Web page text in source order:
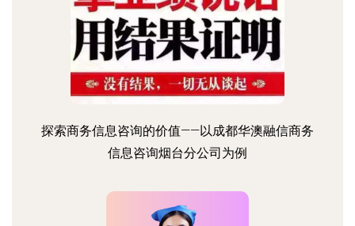
探索商务信息咨询的价值——以成都华澳融信商务
信息咨询烟台分公司为例